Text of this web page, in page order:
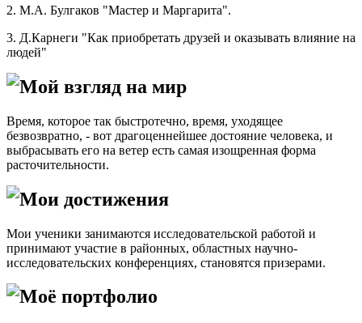
2. М.А. Булгаков "Мастер и Маргарита".
3. Д.Карнеги "Как приобретать друзей и оказывать влияние на
людей"
Мой взгляд на мир
Время, которое так быстротечно, время, уходящее
безвозвратно, - вот драгоценнейшее достояние человека, и
выбрасывать его на ветер есть самая изощренная форма
расточительности.
Мои достижения
Мои ученики занимаются исследовательской работой и
принимают участие в районных, областных научно-
исследовательских конференциях, становятся призерами.
Моё портфолио